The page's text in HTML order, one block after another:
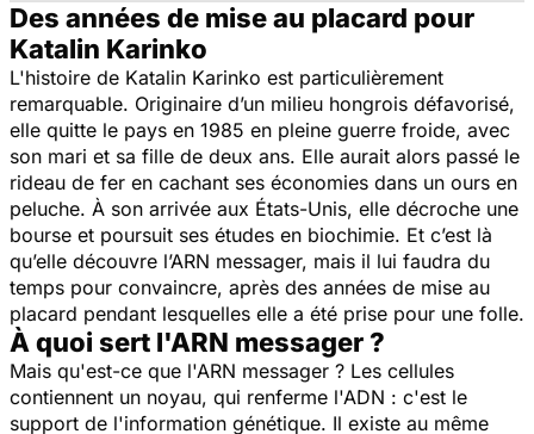
Des années de mise au placard pour
Katalin Karinko
L'histoire de Katalin Karinko est particulièrement
remarquable. Originaire d’un milieu hongrois défavorisé,
elle quitte le pays en 1985 en pleine guerre froide, avec
son mari et sa fille de deux ans. Elle aurait alors passé le
rideau de fer en cachant ses économies dans un ours en
peluche. À son arrivée aux États-Unis, elle décroche une
bourse et poursuit ses études en biochimie. Et c’est là
qu’elle découvre l’ARN messager, mais il lui faudra du
temps pour convaincre, après des années de mise au
placard pendant lesquelles elle a été prise pour une folle.
À quoi sert l'ARN messager ?
Mais qu'est-ce que l'ARN messager ? Les cellules
contiennent un noyau, qui renferme l'ADN : c'est le
support de l'information génétique. Il existe au même